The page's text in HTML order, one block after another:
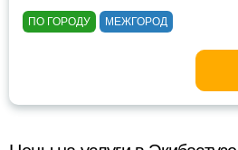
ПО ГОРОДУ МЕЖГОРОД